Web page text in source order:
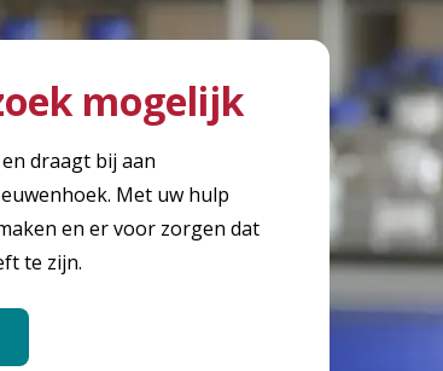
mogelijk
draagt bij aan
Met uw hulp
en er voor zorgen dat
te zijn.